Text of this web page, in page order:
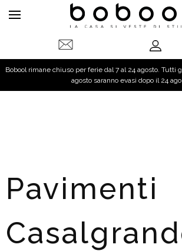
Bobool rimane chiuso per ferie dal 7 al 24 agosto. Tutti
agosto saranno evasi dopo il 24
Pavimenti